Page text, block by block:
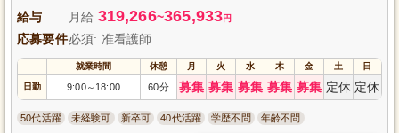
給与 月給 319,266~365,933円
応募要件必須: 准看護師
就業時間 休憩 月 火 水 木 金 土 日
日勤 9:00～ 18:00 60分 募集 募集 募集 募集 募集 定休 定休
50代活躍 未経験可 新卒可 40代活躍 学歴不問 年齢不問